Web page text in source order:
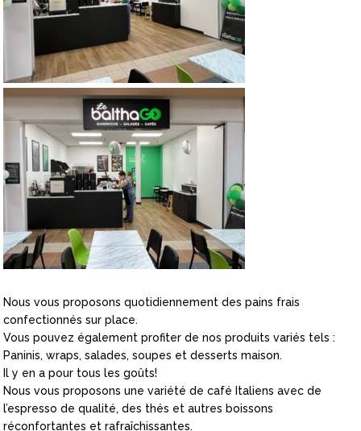
Nous vous proposons quotidiennement des pains frais
confectionnés sur place.
Vous pouvez également profiter de nos produits variés tels :
Paninis, wraps, salades, soupes et desserts maison.
Il y en a pour tous les goûts!
Nous vous proposons une variété de café Italiens avec de
l’espresso de qualité, des thés et autres boissons
réconfortantes et rafraîchissantes.